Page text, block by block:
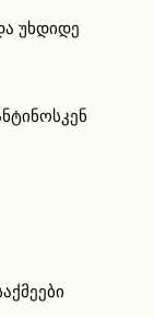
უხდიდე